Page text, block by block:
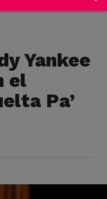
Yankee
el
Pa’